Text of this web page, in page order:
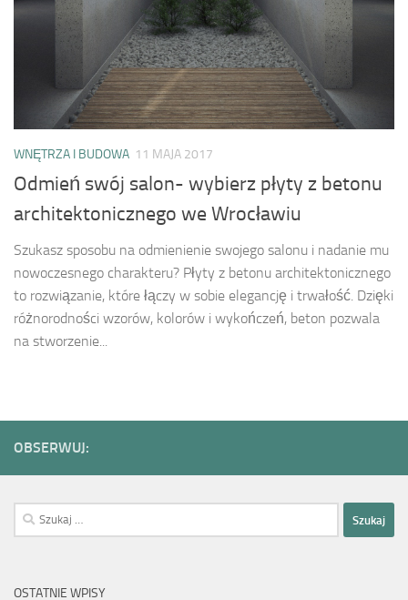
WNĘTRZA I BUDOWA 11 MAJA 2017
Odmień swój salon- wybierz płyty z betonu
architektonicznego we Wrocławiu
Szukasz sposobu na odmienienie swojego salonu i nadanie mu
nowoczesnego charakteru? Płyty z betonu architektonicznego
to rozwiązanie, które łączy w sobie elegancję i trwałość. Dzięki
różnorodności wzorów, kolorów i wykończeń, beton pozwala
na stworzenie...
OBSERWUJ:
Szukaj:
OSTATNIE WPISY